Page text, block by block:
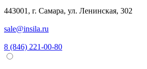
443001, г. Самара, ул. Ленинская, 302
sale@insila.ru
8 (846) 221-00-80